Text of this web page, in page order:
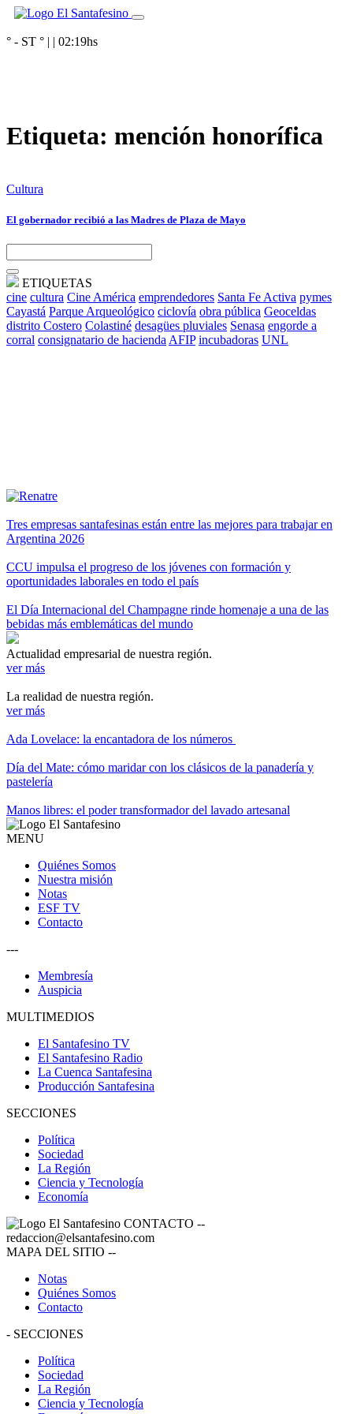
° - ST ° | | 02:19hs
Etiqueta: mención honorífica
Cultura
El gobernador recibió a las Madres de Plaza de Mayo
ETIQUETAS
cine cultura Cine América emprendedores Santa Fe Activa pymes
Cayastá Parque Arqueológico ciclovía obra pública Geoceldas
distrito Costero Colastiné desagües pluviales Senasa engorde a
corral consignatario de hacienda AFIP incubadoras UNL
Tres empresas santafesinas están entre las mejores para trabajar en
Argentina 2026
CCU impulsa el progreso de los jóvenes con formación y
oportunidades laborales en todo el país
El Día Internacional del Champagne rinde homenaje a una de las
bebidas más emblemáticas del mundo
Actualidad empresarial de nuestra región.
ver más
La realidad de nuestra región.
ver más
Ada Lovelace: la encantadora de los números
Día del Mate: cómo maridar con los clásicos de la panadería y
pastelería
Manos libres: el poder transformador del lavado artesanal
MENU
Quiénes Somos
Nuestra misión
Notas
ESF TV
Contacto
---
Membresía
Auspicia
MULTIMEDIOS
El Santafesino TV
El Santafesino Radio
La Cuenca Santafesina
Producción Santafesina
SECCIONES
Política
Sociedad
La Región
Ciencia y Tecnología
Economía
CONTACTO --
redaccion@elsantafesino.com
MAPA DEL SITIO --
Notas
Quiénes Somos
Contacto
- SECCIONES
Política
Sociedad
La Región
Ciencia y Tecnología